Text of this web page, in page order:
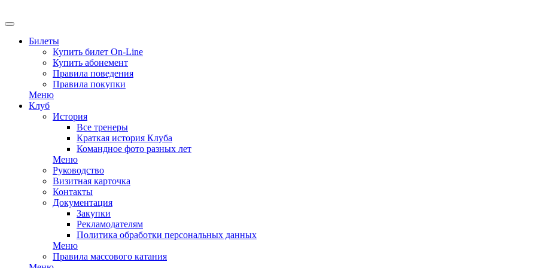
Билеты
Купить билет On-Line
Купить абонемент
Правила поведения
Правила покупки
Меню
Клуб
История
Все тренеры
Краткая история Клуба
Командное фото разных лет
Меню
Руководство
Визитная карточка
Контакты
Документация
Закупки
Рекламодателям
Политика обработки персональных данных
Меню
Правила массового катания